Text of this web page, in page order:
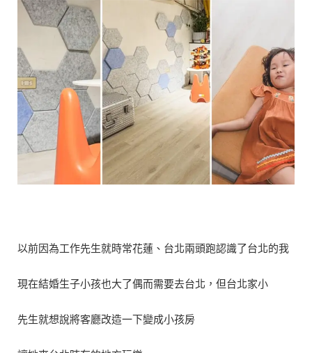
以前因為工作先生就時常花蓮、台北兩頭跑認識了台北的我
現在結婚生子小孩也大了偶而需要去台北，但台北家小
先生就想說將客廳改造一下變成小孩房